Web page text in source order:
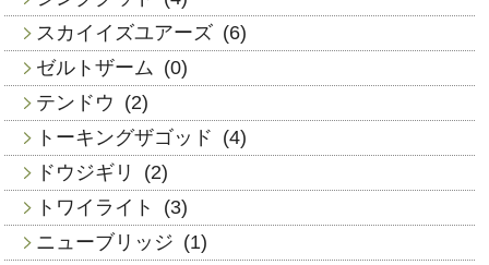
スカイイズユアーズ (6)
ゼルトザーム (0)
テンドウ (2)
トーキングザゴッド (4)
ドウジギリ
(2)
トワイライト
(3)
ニューブリッジ (1)